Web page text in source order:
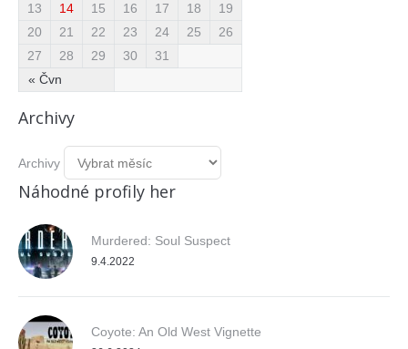
« Čvn
13
14 15 16 17 18
19
20
21 22 23 24 25
26
27
28 29 30 31
Archivy
Archivy
Náhodné profily her
Murdered: Soul Suspect
9.4.2022
Coyote: An Old West Vignette